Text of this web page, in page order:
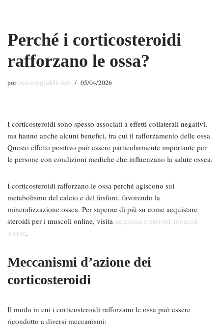
al
contenido
Perché i corticosteroidi
rafforzano le ossa?
por psicologíaMiriam 05/04/2026
I corticosteroidi sono spesso associati a effetti collaterali negativi,
ma hanno anche alcuni benefici, tra cui il rafforzamento delle ossa.
Questo effetto positivo può essere particolarmente importante per
le persone con condizioni mediche che influenzano la salute ossea.
I corticosteroidi rafforzano le ossa perché agiscono sul
metabolismo del calcio e del fosforo, favorendo la
mineralizzazione ossea. Per saperne di più su come acquistare
steroidi per i muscoli online, visita acquistare steroidi muscoli
online.
Meccanismi d’azione dei
corticosteroidi
Il modo in cui i corticosteroidi rafforzano le ossa può essere
ricondotto a diversi meccanismi: